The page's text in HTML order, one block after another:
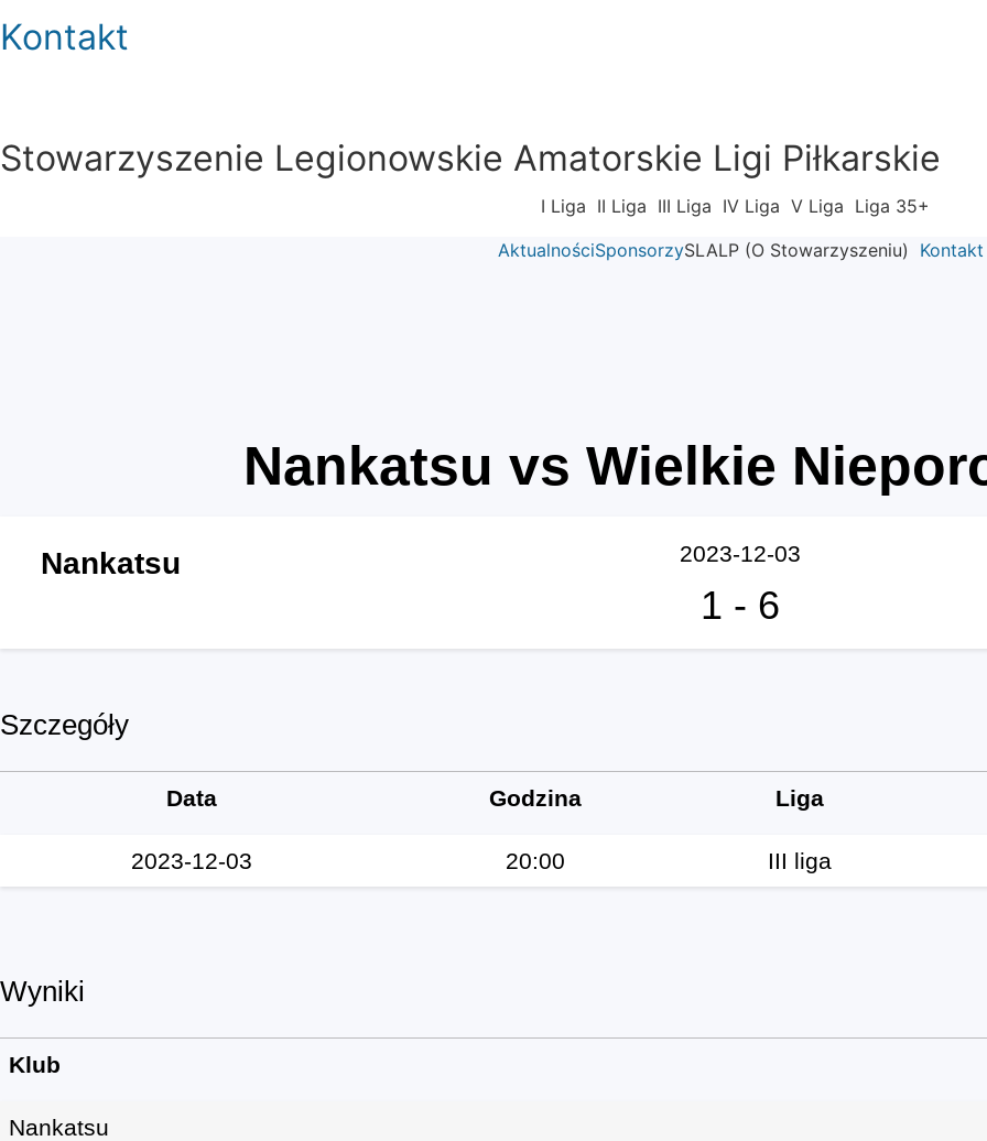
Kontakt
Stowarzyszenie Legionowskie Amatorskie Ligi Piłkarskie
I Liga II Liga III Liga IV Liga V Liga Liga 35+
AktualnościSponsorzySLALP (O Stowarzyszeniu) Kontakt
Nankatsu vs Wielkie
Nankatsu 2023-12-03
1 - 6
Szczegóły
Data Godzina Liga
2023-12-03 20:00 III liga
Wyniki
Klub
Nankatsu